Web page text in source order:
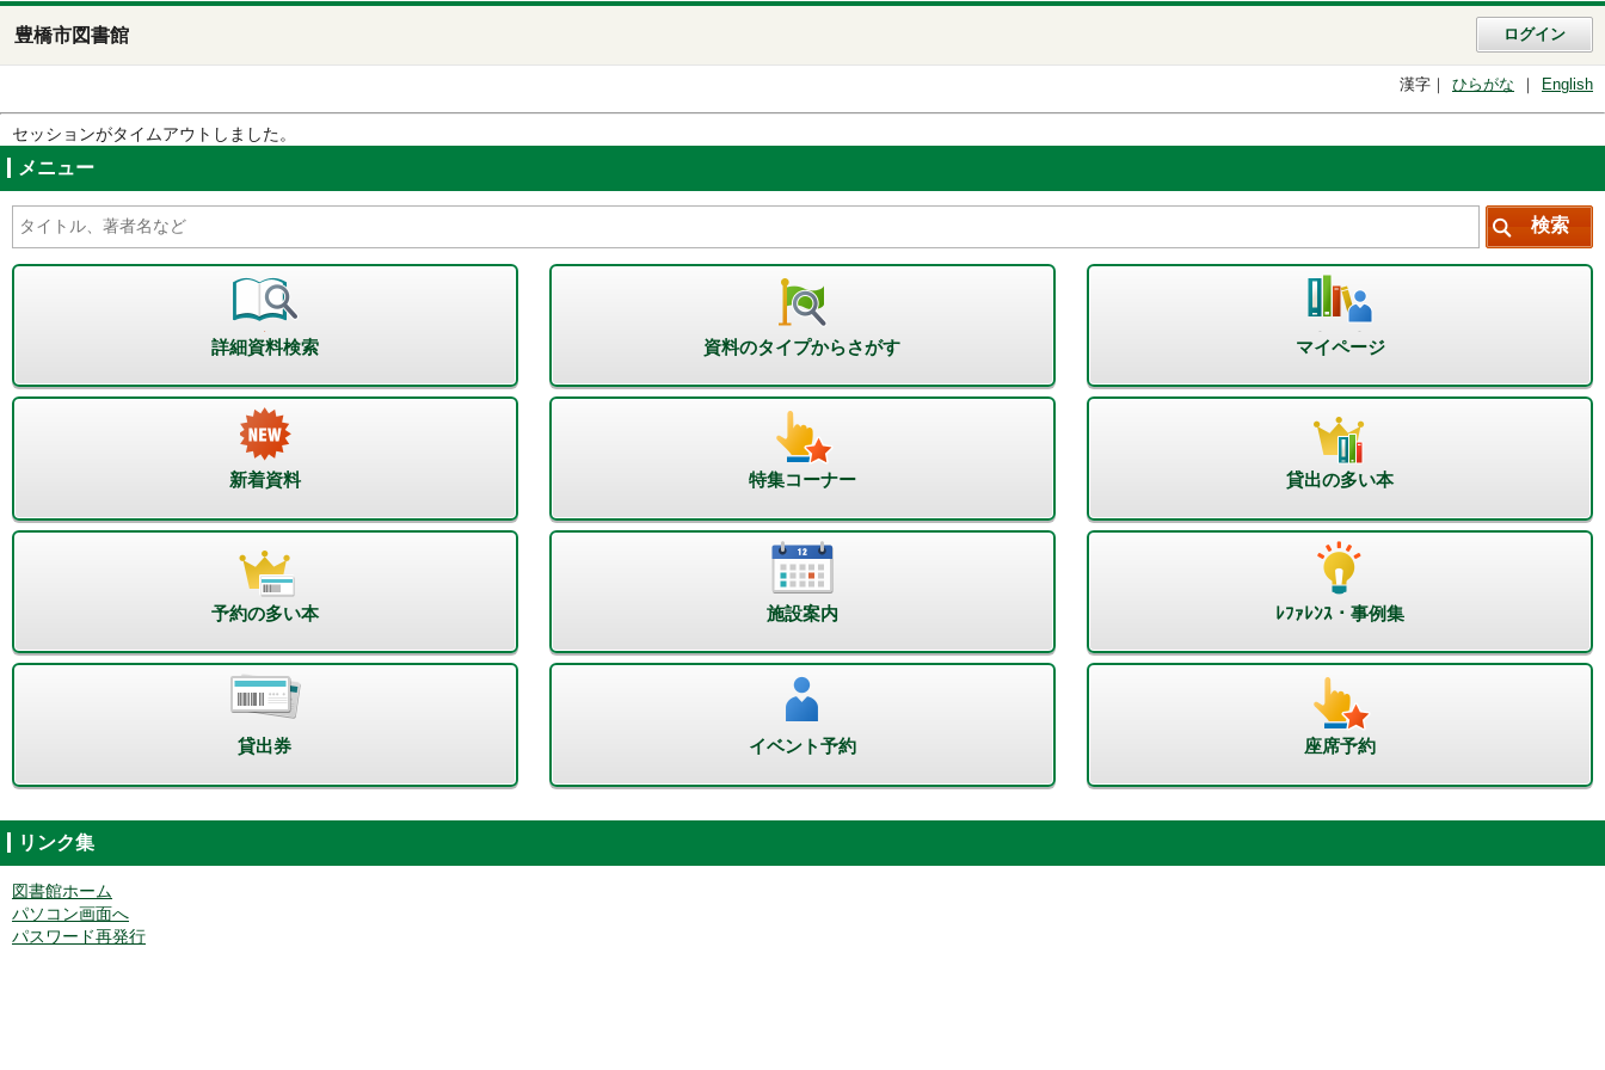
豊橋市図書館 ログイン
漢字 ひらがな English
セッションがタイムアウトしました。
メニュー
詳細資料検索 資料のタイプからさがす マイページ
新着資料 特集コーナー 貸出の多い本
予約の多い本 施設案内 ﾚﾌｧﾚﾝｽ・事例集
貸出券 イベント予約 座席予約
リンク集
図書館ホーム
パソコン画面へ
パスワード再発行